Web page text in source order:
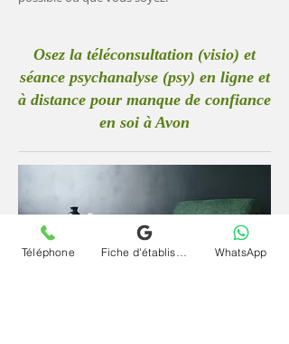
Osez la téléconsultation (visio) et
séance psychanalyse (psy) en ligne et
à distance pour manque de confiance
en soi à Avon
Téléphone WhatsApp